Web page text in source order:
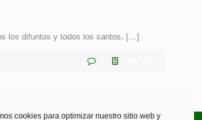
cookies para optimizar nuestro sitio web y
los difuntos y todos los santos, […]